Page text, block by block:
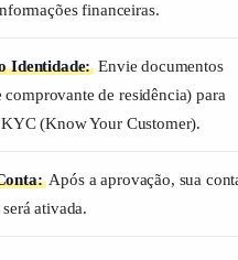
financeiras.
Identidade: Envie documentos
de residência) para
(Know Your Customer).
Após a aprovação, sua
ativada.